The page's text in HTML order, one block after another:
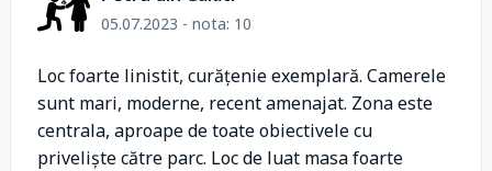
05.07.2023 - nota: 10
Loc foarte linistit, curățenie exemplară. Camerele
sunt mari, moderne, recent amenajat. Zona este
centrala, aproape de toate obiectivele cu
priveliște către parc. Loc de luat masa foarte